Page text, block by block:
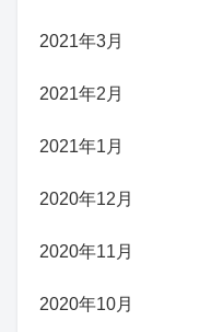
2021年3月
2021年2月
2021年1月
2020年12月
2020年11月
2020年10月